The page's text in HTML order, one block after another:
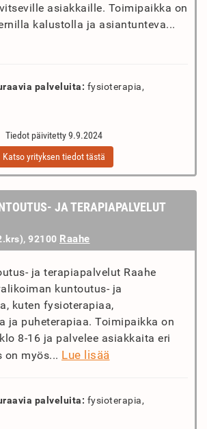
asiakkaille. Toimipaikka on
kalustolla ja asiantunteva...
palveluita: fysioterapia,
Tiedot päivitetty 9.9.2024
Katso yrityksen tiedot tästä
JA TERAPIAPALVELUT
92100 Raahe
ja terapiapalvelut Raahe
kuntoutus- ja
kuten fysioterapiaa,
ja puheterapiaa. Toimipaikka on
8-16 ja palvelee asiakkaita eri
on myös... Lue lisää
palveluita: fysioterapia,